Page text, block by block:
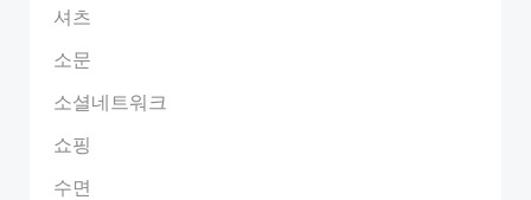
셔츠
소문
소셜네트워크
쇼핑
수면